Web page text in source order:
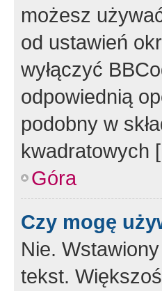
możesz
od ustawień
wyłączyć
odpowiednią
podobny w
kwadratowych
Góra
Czy mogę
Nie.
tekst.